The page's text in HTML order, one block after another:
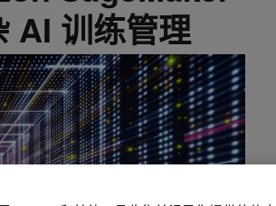
AI 训练管理